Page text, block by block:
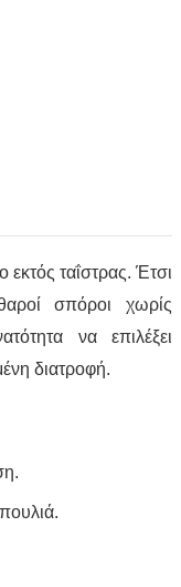
εκτός ταΐστρας. Έτσι
σπόροι χωρίς
να επιλέξει
διατροφή.